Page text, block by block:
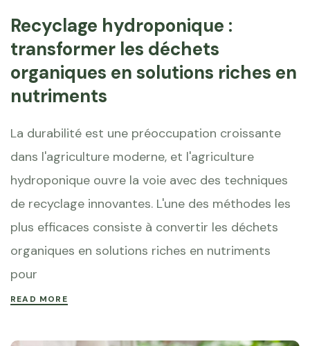
Recyclage hydroponique :
transformer les déchets
organiques en solutions riches en
nutriments
La durabilité est une préoccupation croissante
dans l'agriculture moderne, et l'agriculture
hydroponique ouvre la voie avec des techniques
de recyclage innovantes. L'une des méthodes les
plus efficaces consiste à convertir les déchets
organiques en solutions riches en nutriments
pour
READ MORE